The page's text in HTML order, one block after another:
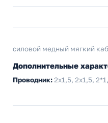
силовой медный мягкий
Дополнительные
Проводник:2х1,5, 2x1,5,